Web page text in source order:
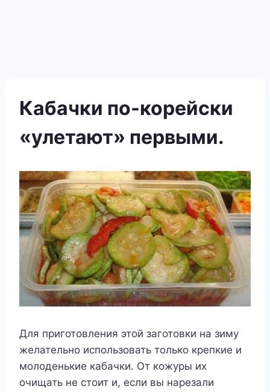
Кабачки по-корейски
«улетают» первыми.
Для приготовления этой заготовки на зиму
желательно использовать только крепкие и
молоденькие кабачки. От кожуры их
очищать не стоит и, если вы нарезали